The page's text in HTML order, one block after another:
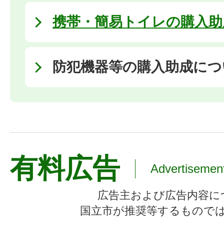
携帯・簡易トイレの購入
防犯機器等の購入助成に
有料広告
広告主および広告内容
国立市が推奨等するもので